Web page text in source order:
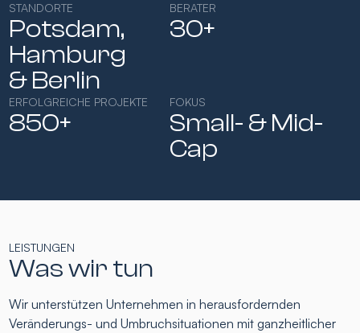
STANDORTE
Potsdam,
Hamburg​
& Berlin
BERATER
30+
ERFOLGREICHE PROJEKTE
850+
FOKUS
Small- & Mid-
Cap​
LEISTUNGEN
Was wir tun
Wir unterstützen Unternehmen in herausfordernden
Veränderungs- und Umbruchsituationen mit ganzheitlicher